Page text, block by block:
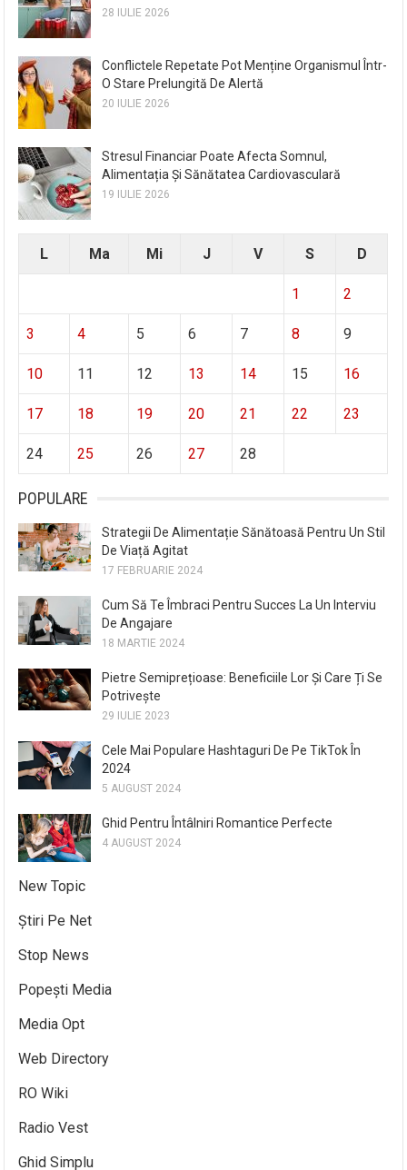
28 IULIE 2026
Conflictele Repetate Pot Menține Organismul Într-
O Stare Prelungită De Alertă
20 IULIE 2026
Stresul Financiar Poate Afecta Somnul,
Alimentația Și Sănătatea Cardiovasculară
19 IULIE 2026
L Ma Mi J V S D
1 2
3 4 5 6 7 8 9
10 11 12 13 14 15 16
17 18 19 20 21 22 23
24 25 26 27 28
POPULARE
Strategii De Alimentație Sănătoasă Pentru Un Stil
De Viață Agitat
17 FEBRUARIE 2024
Cum Să Te Îmbraci Pentru Succes La Un Interviu
De Angajare
18 MARTIE 2024
Pietre Semiprețioase: Beneficiile Lor Și Care Ți Se
Potrivește
29 IULIE 2023
Cele Mai Populare Hashtaguri De Pe TikTok În
2024
5 AUGUST 2024
Ghid Pentru Întâlniri Romantice Perfecte
4 AUGUST 2024
New Topic
Știri Pe Net
Stop News
Popești Media
Media Opt
Web Directory
RO Wiki
Radio Vest
Ghid Simplu